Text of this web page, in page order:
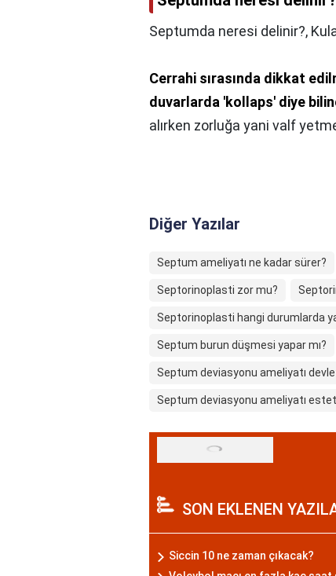
Septumda neresi delinir?,
Cerrahi sırasında dikkat
duvarlarda 'kollaps' diye
alırken zorluğa yani valf
Diğer Yazılar
Septum ameliyatı ne kadar sürer?
Septorinoplasti zor mu?
Septorinoplasti hangi durumlarda
Septum burun düşmesi yapar mı?
Septum deviasyonu ameliyatı
Septum deviasyonu ameliyatı
SON EKLENEN
Siccin 10 ne zaman çıkacak?